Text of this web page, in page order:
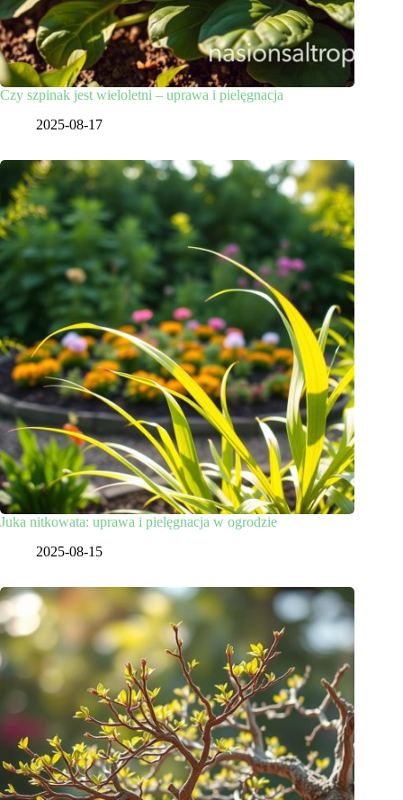
Czy szpinak jest wieloletni – uprawa i pielęgnacja
2025-08-17
Juka nitkowata: uprawa i pielęgnacja w ogrodzie
2025-08-15